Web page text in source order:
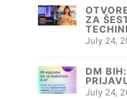
ZA
July 24,
DM
July 24,